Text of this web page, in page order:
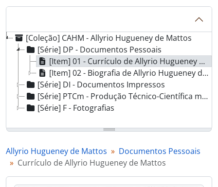
[Coleção] CAHM - Allyrio Hugueney de Mattos
[Série] DP - Documentos Pessoais
[Item] 01 - Currículo de Allyrio Hugueney de Mattos
[Item] 02 - Biografia de Allyrio Hugueney de Mattos
[Série] DI - Documentos Impressos
[Série] PTCm - Produção Técnico-Científica manuscrita
[Série] F - Fotografias
Allyrio Hugueney de Mattos
Documentos Pessoais
Currículo de Allyrio Hugueney de Mattos